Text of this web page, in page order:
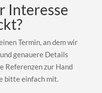
Interesse
Termin, an dem wir
genauere Details
Referenzen zur Hand
bitte einfach mit.